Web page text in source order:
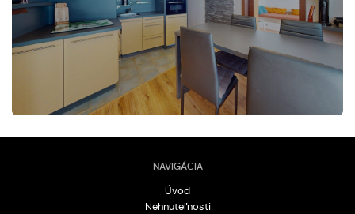
NAVIGÁCIA
Úvod
Nehnuteľnosti